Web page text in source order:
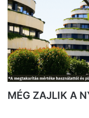
MÉG ZAJLIK A